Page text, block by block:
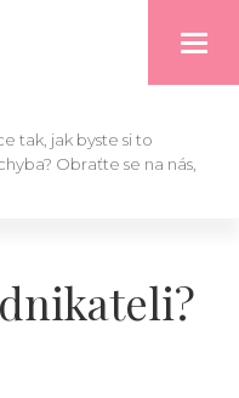
tak, jak byste si to
Obraťte se na nás,